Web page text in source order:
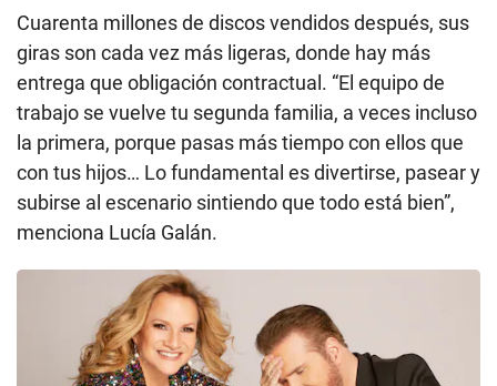
Cuarenta millones de discos vendidos después, sus
giras son cada vez más ligeras, donde hay más
entrega que obligación contractual. “El equipo de
trabajo se vuelve tu segunda familia, a veces incluso
la primera, porque pasas más tiempo con ellos que
con tus hijos… Lo fundamental es divertirse, pasear y
subirse al escenario sintiendo que todo está bien”,
menciona Lucía Galán.